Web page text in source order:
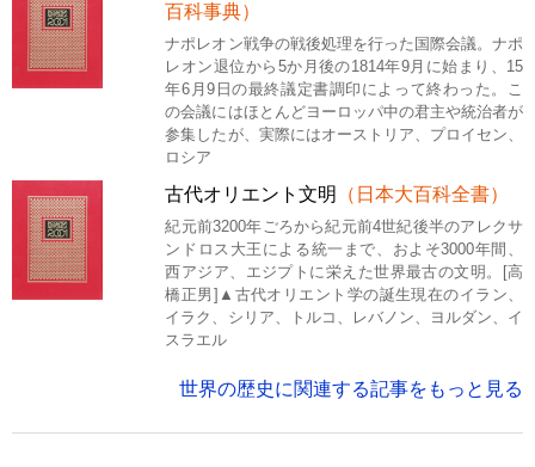
百科事典）
ナポレオン戦争の戦後処理を行った国際会議。ナポ
レオン退位から5か月後の1814年9月に始まり、15
年6月9日の最終議定書調印によって終わった。こ
の会議にはほとんどヨーロッパ中の君主や統治者が
参集したが、実際にはオーストリア、プロイセン、
ロシア
古代オリエント文明 （日本大百科全書）
紀元前3200年ごろから紀元前4世紀後半のアレクサ
ンドロス大王による統一まで、およそ3000年間、
西アジア、エジプトに栄えた世界最古の文明。[高
橋正男]▲古代オリエント学の誕生現在のイラン、
イラク、シリア、トルコ、レバノン、ヨルダン、イ
スラエル
世界の歴史に関連する記事をもっと見る